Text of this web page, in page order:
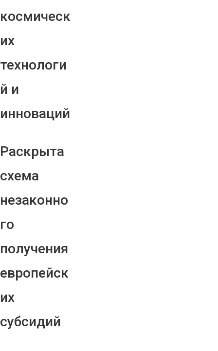
космическ
их
технологи
й и
инноваций
Раскрыта
схема
незаконно
го
получения
европейск
их
субсидий